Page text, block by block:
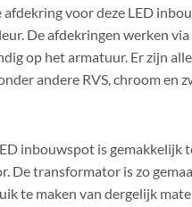
afdekring voor deze LED
De afdekringen werken
op het armatuur. Er zijn
andere RVS, chroom en
inbouwspot is gemakkelijk
De transformator is zo
te maken van dergelijk